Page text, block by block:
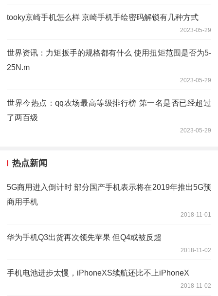
tooky京崎手机怎么样 京崎手机手绘密码解锁有几种方式
2023-05-29
世界资讯：力矩扳手的规格都有什么 使用扭矩范围是否为5-
25N.m
2023-05-29
世界今热点：qq农场最高等级排行榜 第一名是否已经超过
了两百级
2023-05-29
热点新闻
5G商用进入倒计时 部分国产手机表示将在2019年推出5G预
商用手机
2018-11-01
华为手机Q3出货再次领先苹果 但Q4或被反超
2018-11-02
手机电池进步太慢，iPhoneXS续航还比不上iPhoneX
2018-11-02